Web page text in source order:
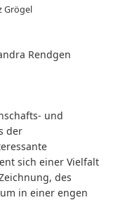
Grögel
Rendgen
und
der
sich einer Vielfalt
des
in einer engen